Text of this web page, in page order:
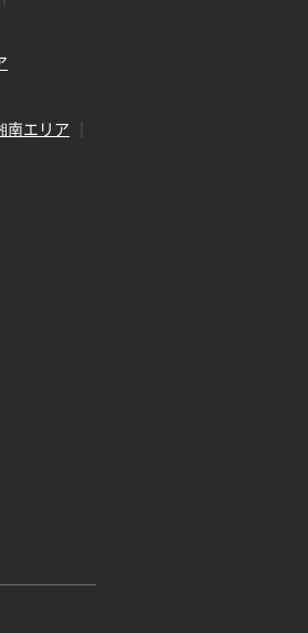
南エリア